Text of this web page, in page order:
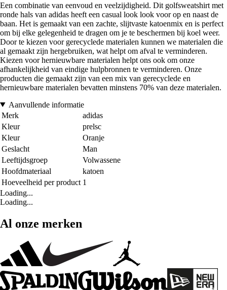
Een combinatie van eenvoud en veelzijdigheid. Dit golfsweatshirt met
ronde hals van adidas heeft een casual look look voor op en naast de
baan. Het is gemaakt van een zachte, slijtvaste katoenmix en is perfect
om bij elke gelegenheid te dragen om je te beschermen bij koel weer.
Door te kiezen voor gerecyclede materialen kunnen we materialen die
al gemaakt zijn hergebruiken, wat helpt om afval te verminderen.
Kiezen voor hernieuwbare materialen helpt ons ook om onze
afhankelijkheid van eindige hulpbronnen te verminderen. Onze
producten die gemaakt zijn van een mix van gerecyclede en
hernieuwbare materialen bevatten minstens 70% van deze materialen.
Aanvullende informatie
Merk
adidas
Kleur
prelsc
Kleur
Oranje
Geslacht
Man
Leeftijdsgroep
Volwassene
Hoofdmateriaal
katoen
Hoeveelheid per product 1
Loading...
Loading...
Al onze merken